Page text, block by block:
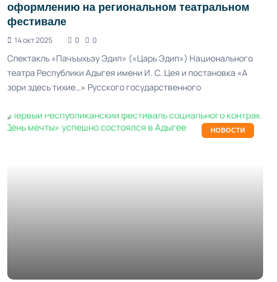
оформлению на региональном театральном
фестивале
14 окт 2025 0 0
Спектакль «Пачъыхьэу Эдип» («Царь Эдип») Национального
театра Республики Адыгея имени И. С. Цея и постановка «А
зори здесь тихие…» Русского государственного
НОВОСТИ